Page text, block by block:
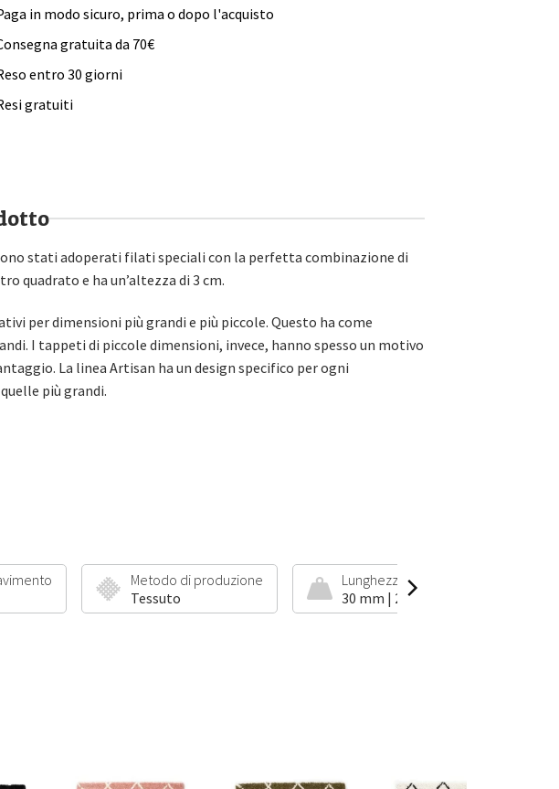
in modo sicuro, prima o dopo l'acquisto
gratuita da 70€
entro 30 giorni
gratuiti
stati adoperati filati speciali con la perfetta combinazione di
quadrato e ha un’altezza di 3 cm.
per dimensioni più grandi e più piccole. Questo ha come
I tappeti di piccole dimensioni, invece, hanno spesso un motivo
La linea Artisan ha un design specifico per ogni
più grandi.
Metodo di produzione
Tessuto
Lunghezza del pelo e peso
30 mm | 2500 g/m²